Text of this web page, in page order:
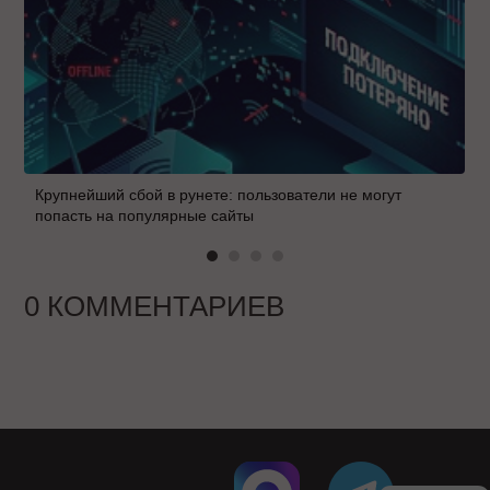
Крупнейший сбой в рунете: пользователи не могут
попасть на популярные сайты
0 КОММЕНТАРИЕВ